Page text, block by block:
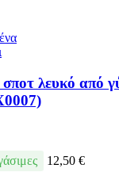
λευκό από
12,50 €